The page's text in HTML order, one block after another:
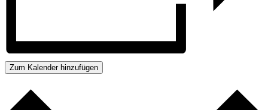
Zum Kalender hinzufügen